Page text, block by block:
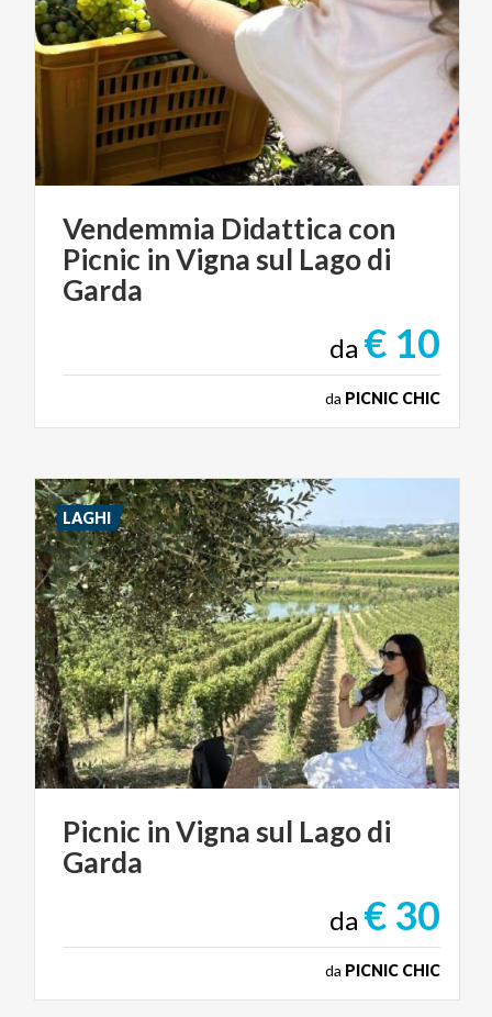
Vendemmia Didattica con
Picnic in Vigna sul Lago di
Garda
da € 10
da PICNIC CHIC
Picnic inVigna sul Lagodi
Garda
da € 30
da PICNIC CHIC
LAGHI